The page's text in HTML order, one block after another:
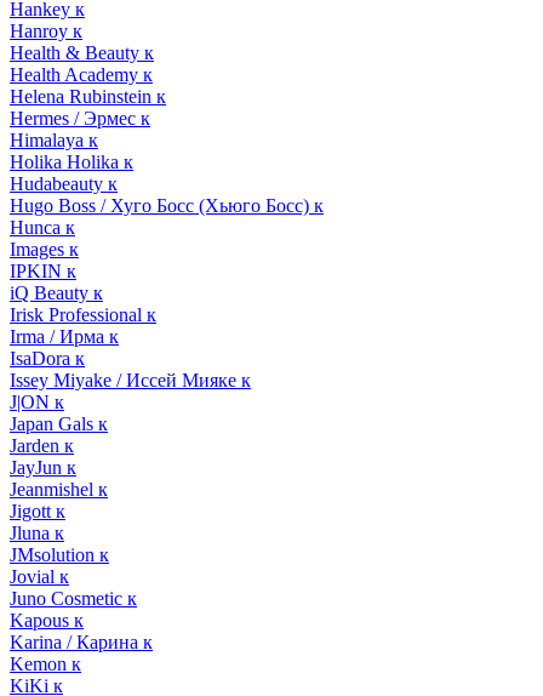
Hankey к
Hanroy к
Health & Beauty к
Health Academy к
Helena Rubinstein к
Hermes / Эрмес к
Himalaya к
Holika Holika к
Hudabeauty к
Hugo Boss / Хуго Босс (Хьюго Босс) к
Hunca к
Images к
IPKIN к
iQ Beauty к
Irisk Professional к
Irma / Ирма к
IsaDora к
Issey Miyake / Иссей Мияке к
J|ON к
Japan Gals к
Jarden к
JayJun к
Jeanmishel к
Jigott к
Jluna к
JMsolution к
Jovial к
Juno Cosmetic к
Kapous к
Karina / Карина к
Kemon к
KiKi к